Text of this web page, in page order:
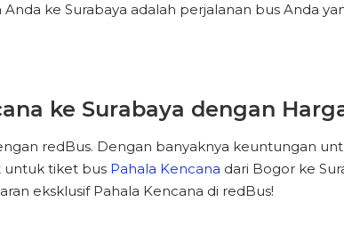
ke Surabaya adalah perjalanan bus Anda
ke Surabaya dengan
redBus. Dengan banyaknya keuntungan
untuk tiket bus Pahala Kencana dari Bogor ke
eksklusif Pahala Kencana di redBus!